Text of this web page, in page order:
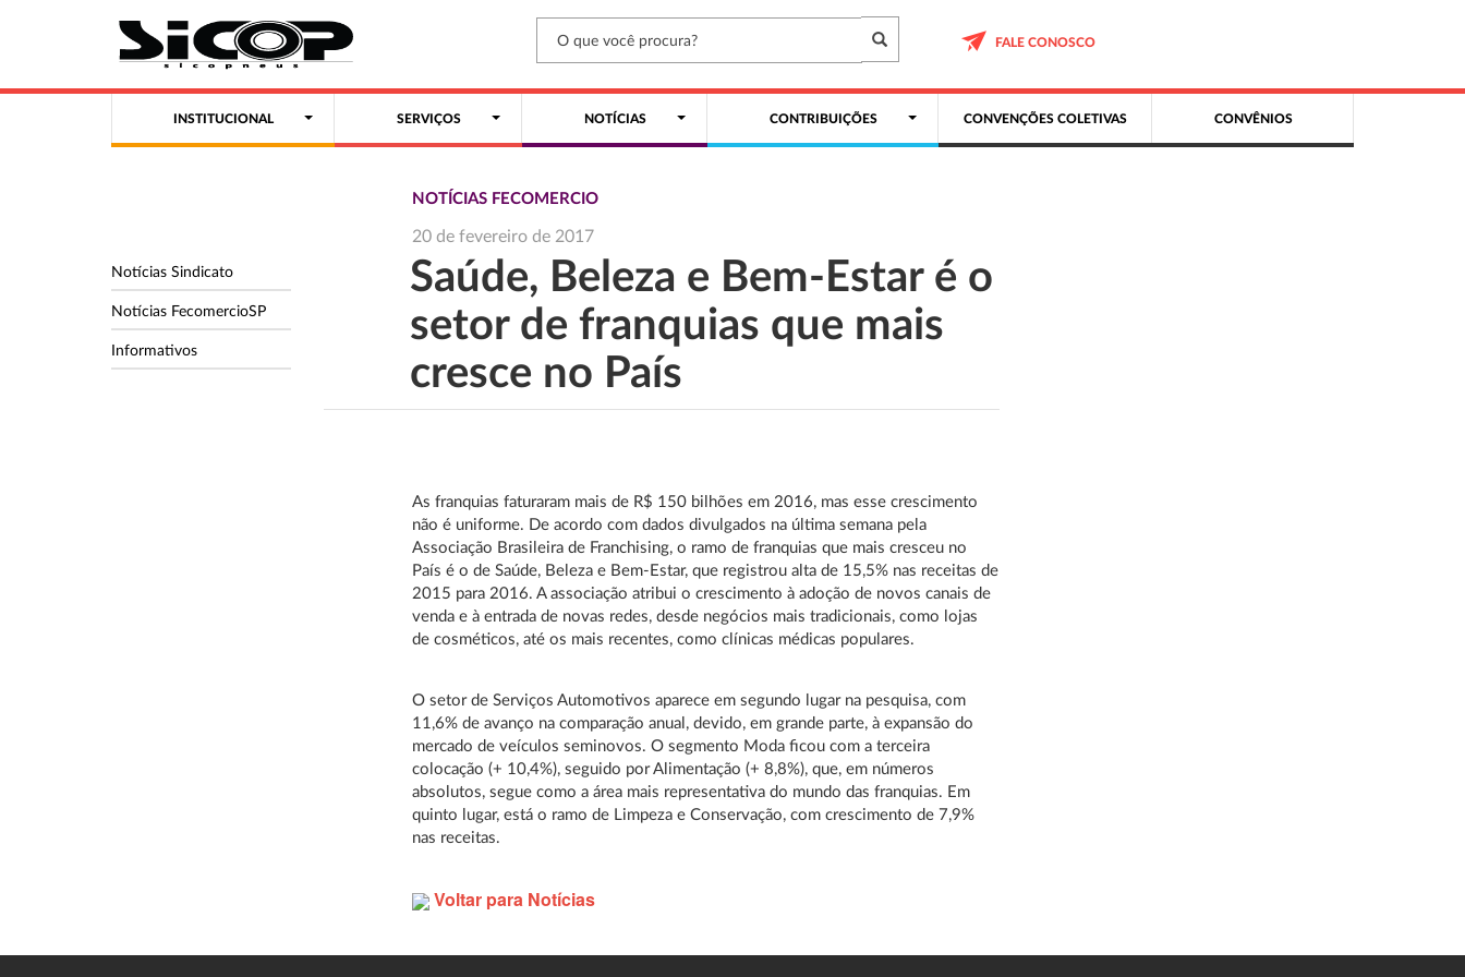
FALE CONOSCO
INSTITUCIONAL SERVIÇOS NOTÍCIAS CONTRIBUIÇÕES CONVENÇÕES COLETIVAS CONVÊNIOS
Notícias Sindicato
Notícias FecomercioSP
Informativos
NOTÍCIAS FECOMERCIO
20 de fevereiro de 2017
Saúde, Beleza e Bem-Estar é o
setor de franquias que mais
cresce no País
As franquias faturaram mais de R$ 150 bilhões em 2016, mas esse crescimento
não é uniforme. De acordo com dados divulgados na última semana pela
Associação Brasileira de Franchising, o ramo de franquias que mais cresceu no
País é o de Saúde, Beleza e Bem-Estar, que registrou alta de 15,5% nas receitas de
2015 para 2016. A associação atribui o crescimento à adoção de novos canais de
venda e à entrada de novas redes, desde negócios mais tradicionais, como lojas
de cosméticos, até os mais recentes, como clínicas médicas populares.
O setor de Serviços Automotivos aparece em segundo lugar na pesquisa, com
11,6% de avanço na comparação anual, devido, em grande parte, à expansão do
mercado de veículos seminovos. O segmento Moda ficou com a terceira
colocação (+ 10,4%), seguido por Alimentação (+ 8,8%), que, em números
absolutos, segue como a área mais representativa do mundo das franquias. Em
quinto lugar, está o ramo de Limpeza e Conservação, com crescimento de 7,9%
nas receitas.
Voltar para Notícias